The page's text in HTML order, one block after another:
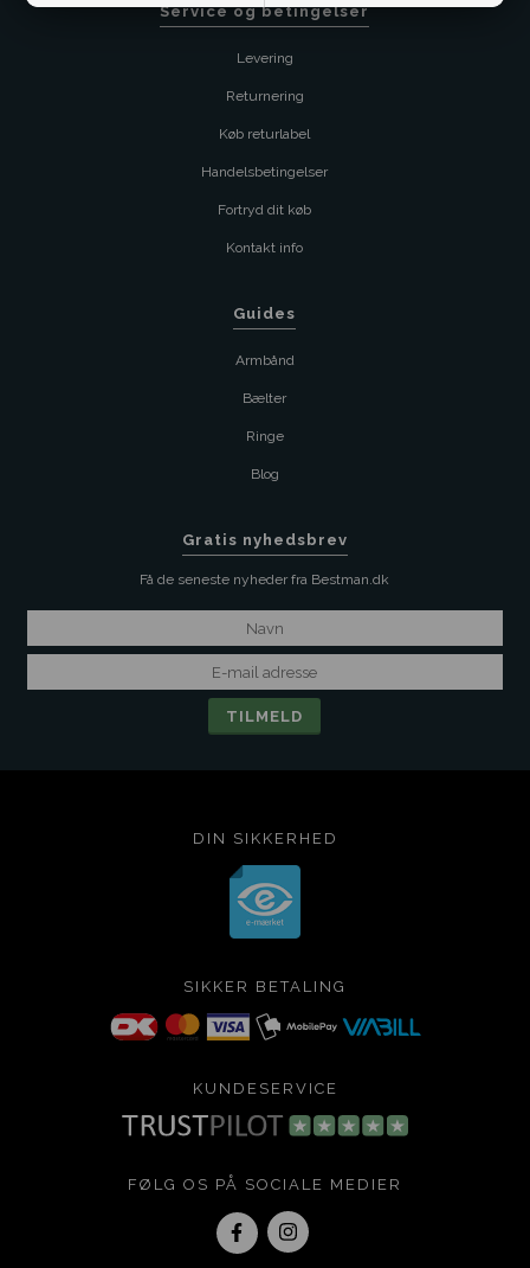
Service og betingelser
Levering
Returnering
Køb returlabel
Handelsbetingelser
Fortryd dit køb
Kontakt info
Guides
Armbånd
Bælter
Ringe
Blog
Gratis nyhedsbrev
Få de seneste nyheder fra Bestman.dk
DIN SIKKERHED
SIKKER BETALING
KUNDESERVICE
FØLG OS PÅ SOCIALE MEDIER